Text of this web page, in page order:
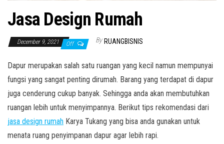
Jasa Design Rumah
December 9, 2021 Off By RUANGBISNIS
Dapur merupakan salah satu ruangan yang kecil namun mempunyai
fungsi yang sangat penting dirumah. Barang yang terdapat di dapur
juga cenderung cukup banyak. Sehingga anda akan membutuhkan
ruangan lebih untuk menyimpannya. Berikut tips rekomendasi dari
jasa design rumah Karya Tukang yang bisa anda gunakan untuk
menata ruang penyimpanan dapur agar lebih rapi.